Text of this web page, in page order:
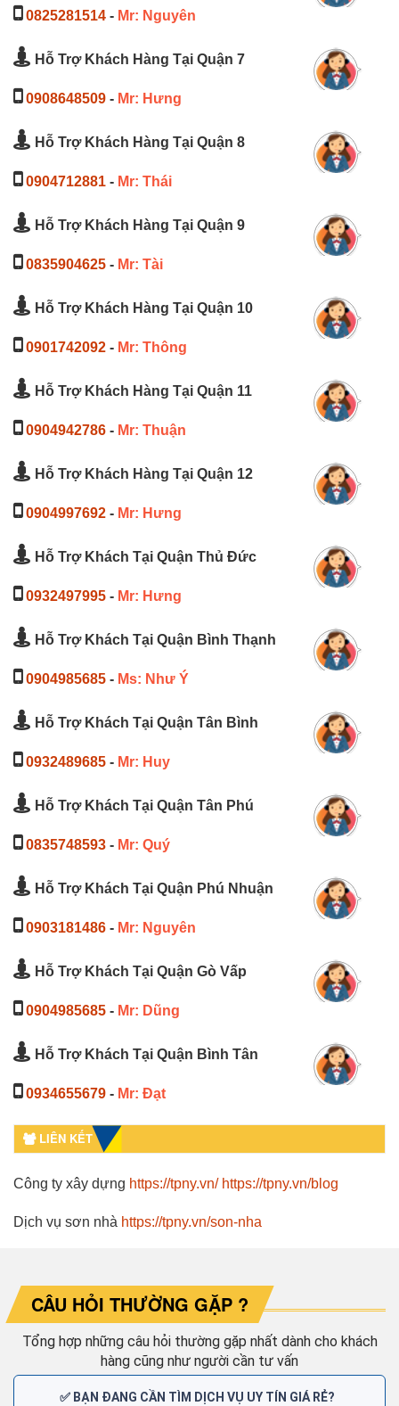
0825281514 - Mr: Nguyên
Hỗ Trợ Khách Hàng Tại Quận 7
0908648509 - Mr: Hưng
Hỗ Trợ Khách Hàng Tại Quận 8
0904712881 - Mr: Thái
Hỗ Trợ Khách Hàng Tại Quận 9
0835904625 - Mr: Tài
Hỗ Trợ Khách Hàng Tại Quận 10
0901742092 - Mr: Thông
Hỗ Trợ Khách Hàng Tại Quận 11
0904942786 - Mr: Thuận
Hỗ Trợ Khách Hàng Tại Quận 12
0904997692 - Mr: Hưng
Hỗ Trợ Khách Tại Quận Thủ Đức
0932497995 - Mr: Hưng
Hỗ Trợ Khách Tại Quận Bình Thạnh
0904985685 - Ms: Như Ý
Hỗ Trợ Khách Tại Quận Tân Bình
0932489685 - Mr: Huy
Hỗ Trợ Khách Tại Quận Tân Phú
0835748593 - Mr: Quý
Hỗ Trợ Khách Tại Quận Phú Nhuận
0903181486 - Mr: Nguyên
Hỗ Trợ Khách Tại Quận Gò Vấp
0904985685 - Mr: Dũng
Hỗ Trợ Khách Tại Quận Bình Tân
0934655679 - Mr: Đạt
LIÊN KẾT
Công ty xây dựng https://tpny.vn/ https://tpny.vn/blog
Dịch vụ sơn nhà https://tpny.vn/son-nha
CÂU HỎI THƯỜNG GẶP ?
Tổng hợp những câu hỏi thường gặp nhất dành cho khách
hàng cũng như người cần tư vấn
✅ BẠN ĐANG CẦN TÌM DỊCH VỤ UY TÍN GIÁ RẺ?